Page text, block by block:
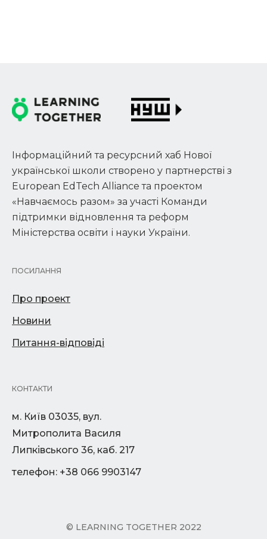
Інформаційний та ресурсний хаб Нової
української школи створено у партнерстві з
European EdTech Alliance та проектом
«Навчаємось разом» за участі Команди
підтримки відновлення та реформ
Міністерства освіти і науки України.
ПОСИЛАННЯ
Про проект
Новини
Питання-відповіді
КОНТАКТИ
м. Київ 03035, вул.
Митрополита Василя
Липківського 36, каб. 217
телефон: +38 066 9903147
© LEARNING TOGETHER 2022